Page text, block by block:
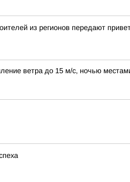
из регионов передают
ветра до 15 м/с, ночью